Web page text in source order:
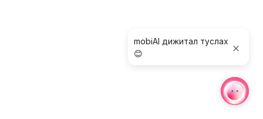
mobiAI дижитал туслах
😊